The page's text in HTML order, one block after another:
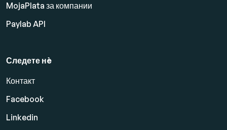
MojaPlata за компании
Paylab API
Следете нè
Контакт
Facebook
Linkedin